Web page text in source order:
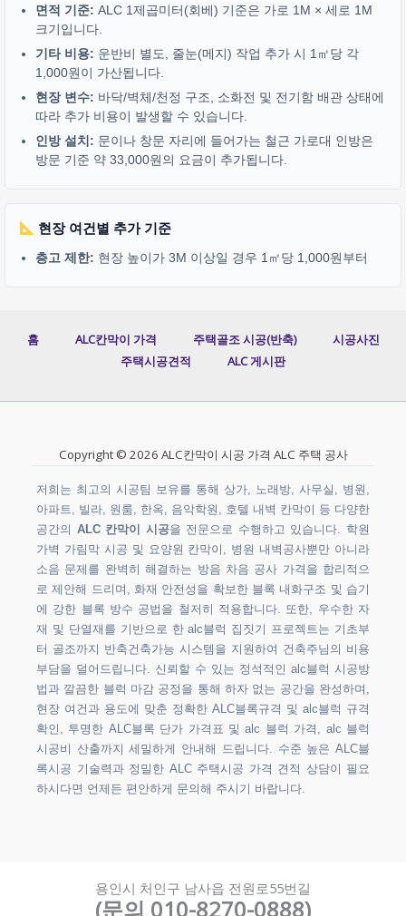
면적 기준: ALC 1제곱미터(회베) 기준은 가로 1M × 세로 1M
크기입니다.
기타 비용: 운반비 별도, 줄눈(메지) 작업 추가 시 1㎡당 각
1,000원이 가산됩니다.
현장 변수: 바닥/벽체/천정 구조, 소화전 및 전기함 배관 상태에
따라 추가 비용이 발생할 수 있습니다.
인방 설치: 문이나 창문 자리에 들어가는 철근 가로대 인방은
방문 기준 약 33,000원의 요금이 추가됩니다.
현장 여건별 추가 기준
층고 제한: 현장 높이가 3M 이상일 경우 1㎡당 1,000원부터
홈 ALC칸막이 가격 주택골조 시공(반축)
시공사진
주택시공견적
ALC 게시판
Copyright © 2026 ALC칸막이 시공 가격 ALC 주택 공사
저희는 최고의 시공팀 보유를 통해 상가, 노래방, 사무실, 병원,
아파트, 빌라, 원룸, 한옥, 음악학원, 호텔 내벽 칸막이 등 다양한
공간의 ALC 칸막이 시공을 전문으로 수행하고 있습니다. 학원
가벽 가림막 시공 및 요양원 칸막이, 병원 내벽공사뿐만 아니라
소음 문제를 완벽히 해결하는 방음 차음 공사 가격을 합리적으
로 제안해 드리며, 화재 안전성을 확보한 블록 내화구조 및 습기
에 강한 블록 방수 공법을 철저히 적용합니다. 또한, 우수한 자
재 및 단열재를 기반으로 한 alc블럭 집짓기 프로젝트는 기초부
터 골조까지 반축건축가능 시스템을 지원하여 건축주님의 비용
부담을 덜어드립니다. 신뢰할 수 있는 정석적인 alc블럭 시공방
법과 깔끔한 블럭 마감 공정을 통해 하자 없는 공간을 완성하며,
현장 여건과 용도에 맞춘 정확한 ALC블록규격 및 alc블럭 규격
확인, 투명한 ALC블록 단가 가격표 및 alc 블럭 가격, alc 블럭
시공비 산출까지 세밀하게 안내해 드립니다. 수준 높은 ALC블
록시공 기술력과 정밀한 ALC 주택시공 가격 견적 상담이 필요
하시다면 언제든 편안하게 문의해 주시기 바랍니다.
용인시 처인구 남사읍 전원로55번길
(문의 010-8270-0888)